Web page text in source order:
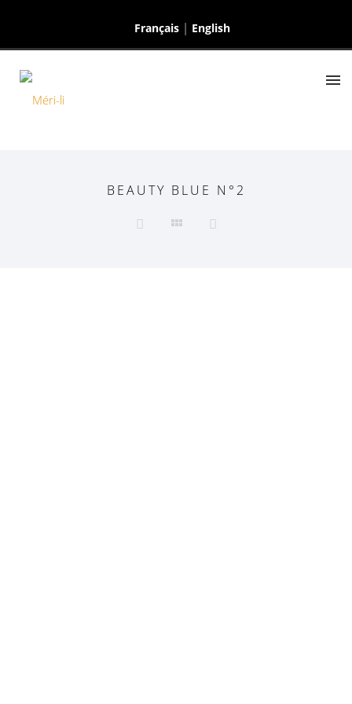
Français English
BEAUTY BLUE N°2